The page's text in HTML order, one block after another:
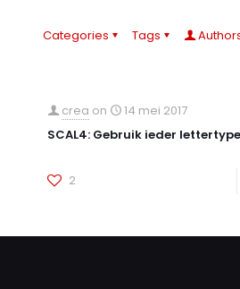
Categories Tags
crea on
14 mei 2017
SCAL4: Gebruik ieder
2